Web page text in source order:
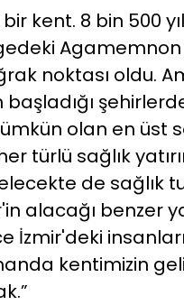
kent. 8 bin 500
Agamemnon
noktası oldu.
başladığı
olan en üst
türlü sağlık
de sağlık
alacağı benzer
İzmir'deki
kentimizin